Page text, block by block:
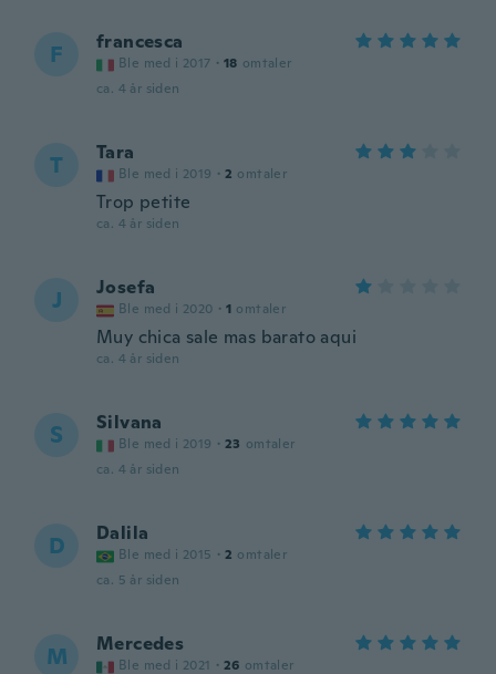
F francesca
Ble med i 2017 · 18 omtaler
ca. 4 år siden
T Tara
Ble med i 2019 · 2 omtaler
Trop petite
ca. 4 år siden
J Josefa
Ble med i 2020 · 1 omtaler
Muy chica sale mas barato aqui
ca. 4 år siden
S Silvana
Ble med i 2019 · 23 omtaler
ca. 4 år siden
D Dalila
Ble med i 2015 · 2 omtaler
ca. 5 år siden
M Mercedes
Ble med i 2021 · 26 omtaler